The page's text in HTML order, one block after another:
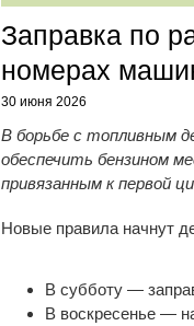
Заправка по
номерах
30 июня 2026
В борьбе с топливным
обеспечить бензином
привязанным к первой
Новые правила начнут
В субботу —
В воскресенье —